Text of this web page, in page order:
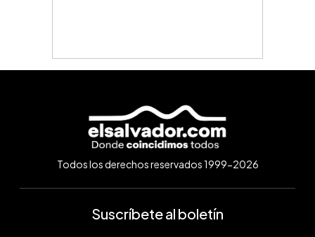
Todos los derechos reservados 1999-2026
Suscríbete al boletín